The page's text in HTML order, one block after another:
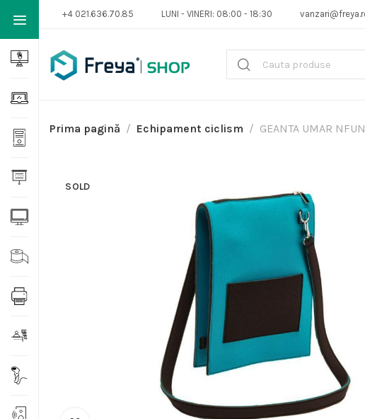
+4 021.636.70.85 LUNI - VINERI: 08:00 - 18:30
Prima pagină Echipament ciclism GEANTA UMAR
SOLD